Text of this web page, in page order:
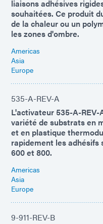
liaisons adhésives
souhaitées. Ce produit
de la chaleur ou un
les zones d'ombre.
Americas
Asia
Europe
535-A-REV-A
L'activateur 535-A-
variété de substrats en
et en plastique
rapidement les
600 et 800.
Americas
Asia
Europe
9-911-REV-B